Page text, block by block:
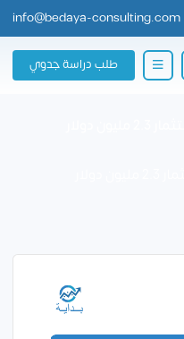
info@bedaya-consulting.com
طلب دراسة جدوي